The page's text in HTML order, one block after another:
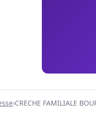
›CRECHE FAMILIALE